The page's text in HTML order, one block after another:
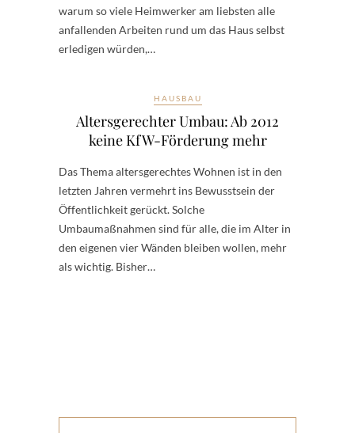
warum so viele Heimwerker am liebsten alle
anfallenden Arbeiten rund um das Haus selbst
erledigen würden,…
HAUSBAU
Altersgerechter Umbau: Ab 2012
keine KfW-Förderung mehr
Das Thema altersgerechtes Wohnen ist in den
letzten Jahren vermehrt ins Bewusstsein der
Öffentlichkeit gerückt. Solche
Umbaumaßnahmen sind für alle, die im Alter in
den eigenen vier Wänden bleiben wollen, mehr
als wichtig. Bisher…